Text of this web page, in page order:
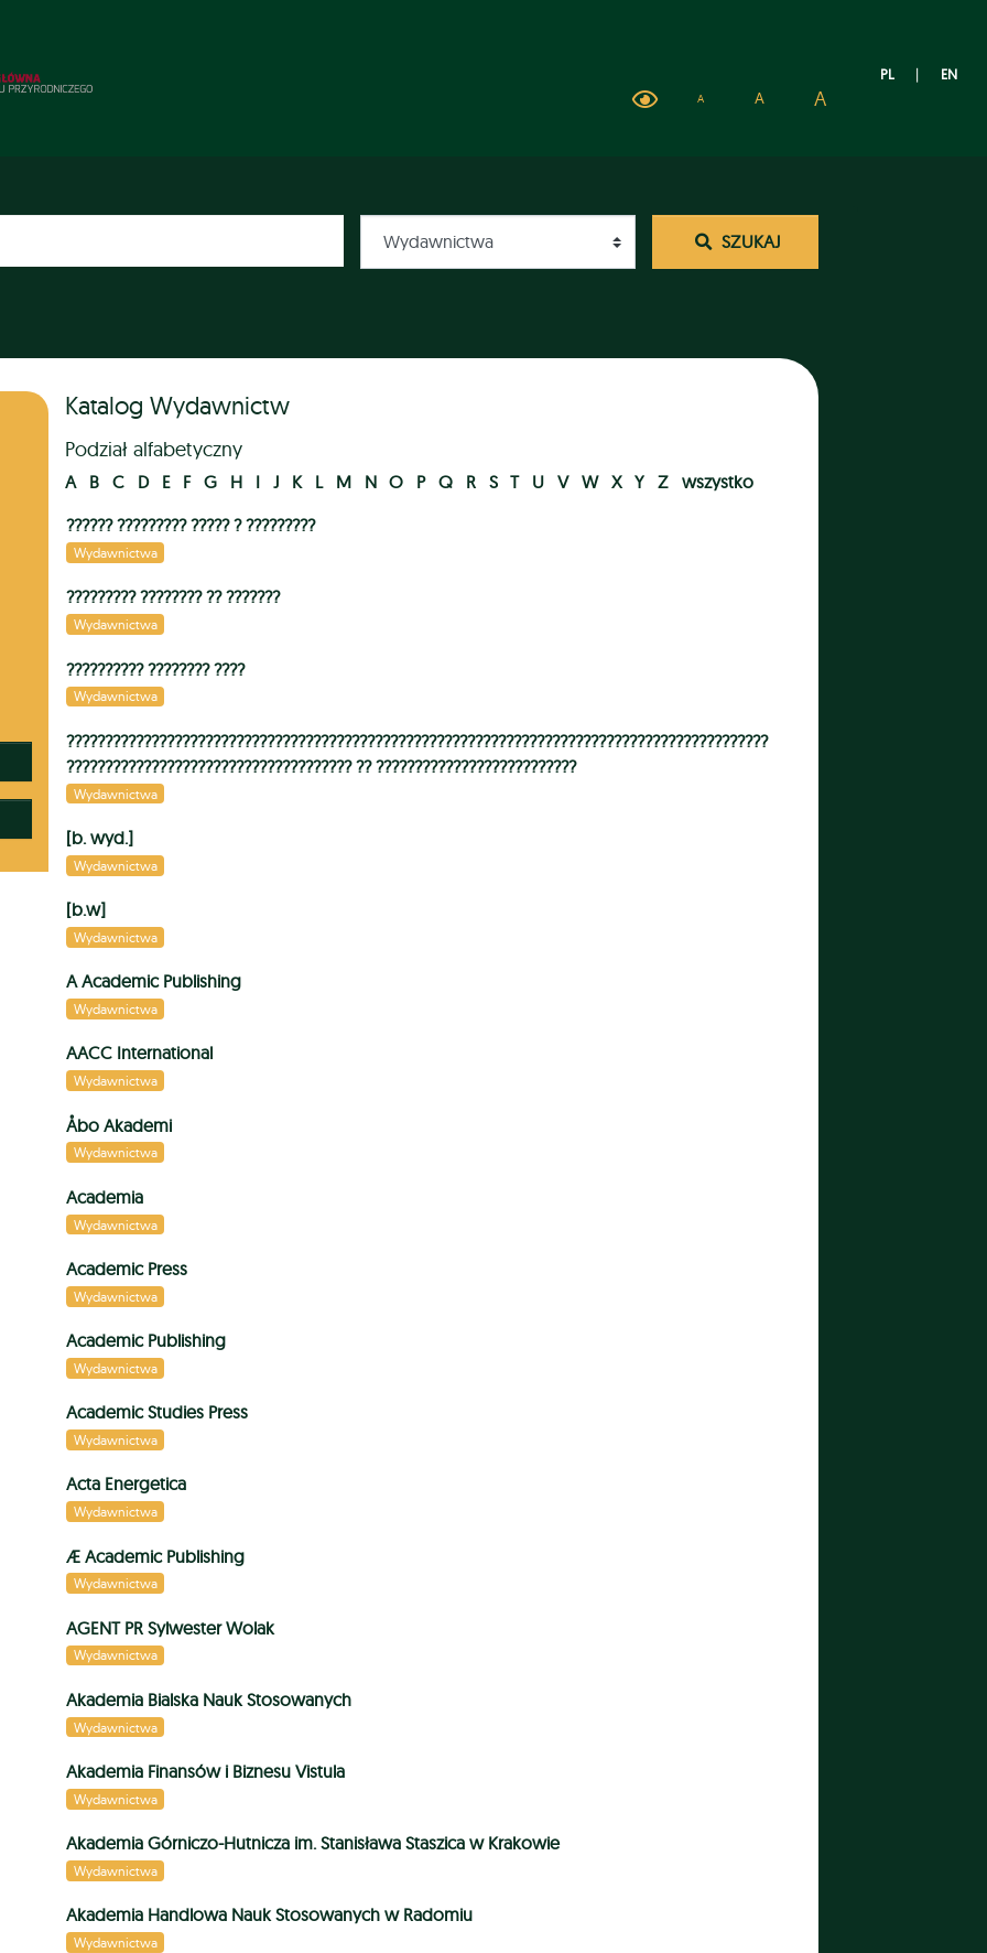
PL | EN
A A A
SZUKAJ
Katalog Wydawnictw
Podział alfabetyczny
A B C D E F G H I J K L M N O P Q R S T U V W X Y Z
wszystko
?????? ????????? ????? ? ?????????
Wydawnictwa
????????? ???????? ?? ???????
Wydawnictwa
?????????? ???????? ????
Wydawnictwa
???????????????????????????????????????????????????????????????????????????????????????????
????????????????????????????????????? ?? ??????????????????????????
Wydawnictwa
[b. wyd.]
Wydawnictwa
[b.w]
Wydawnictwa
A Academic Publishing
Wydawnictwa
AACC International
Wydawnictwa
Åbo Akademi
Wydawnictwa
Academia
Wydawnictwa
Academic Press
Wydawnictwa
Academic Publishing
Wydawnictwa
Academic Studies Press
Wydawnictwa
Acta Energetica
Wydawnictwa
Æ Academic Publishing
Wydawnictwa
AGENT PR Sylwester Wolak
Wydawnictwa
Akademia Bialska Nauk Stosowanych
Wydawnictwa
Akademia Finansów i Biznesu Vistula
Wydawnictwa
Akademia Górniczo-Hutnicza im. Stanisława Staszica w Krakowie
Wydawnictwa
Akademia Handlowa Nauk Stosowanych w Radomiu
Wydawnictwa